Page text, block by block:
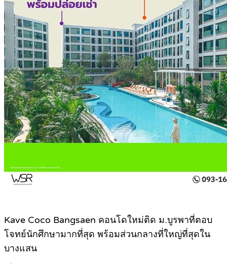
Kave Coco Bangsaen คอนโดใหม่ติด ม.บูรพาที่ตอบ
โจทย์นักศึกษามากที่สุด พร้อมส่วนกลางที่ใหญ่ที่สุดใน
บางแสน